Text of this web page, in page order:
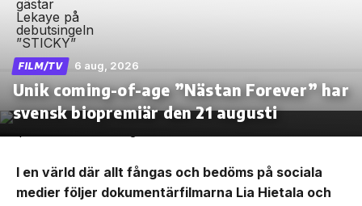
FILM/TV 6 aug, 2026
Unik coming-of-age ”Nästan Forever” har
svensk biopremiär den 21 augusti
I en värld där allt fångas och bedöms på sociala
medier följer dokumentärfilmarna Lia Hietala och